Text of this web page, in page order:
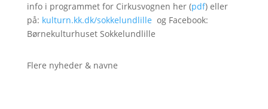
info i programmet for Cirkusvognen her (pdf) eller
på: kulturn.kk.dk/sokkelundlille og Facebook:
Børnekulturhuset Sokkelundlille
Flere nyheder & navne